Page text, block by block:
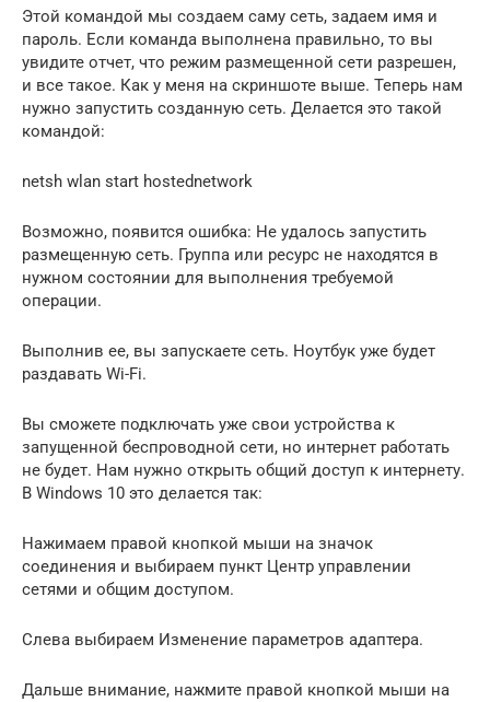
Этой командой мы создаем саму сеть, задаем имя и
пароль. Если команда выполнена правильно, то вы
увидите отчет, что режим размещенной сети разрешен,
и все такое. Как у меня на скриншоте выше. Теперь нам
нужно запустить созданную сеть. Делается это такой
командой:
netsh wlan start hostednetwork
Возможно, появится ошибка: Не удалось запустить
размещенную сеть. Группа или ресурс не находятся в
нужном состоянии для выполнения требуемой
операции.
Выполнив ее, вы запускаете сеть. Ноутбук уже будет
раздавать Wi-Fi.
Вы сможете подключать уже свои устройства к
запущенной беспроводной сети, но интернет работать
не будет. Нам нужно открыть общий доступ к интернету.
В Windows 10 это делается так:
Нажимаем правой кнопкой мыши на значок
соединения и выбираем пункт Центр управлении
сетями и общим доступом.
Слева выбираем Изменение параметров адаптера.
Дальше внимание, нажмите правой кнопкой мыши на